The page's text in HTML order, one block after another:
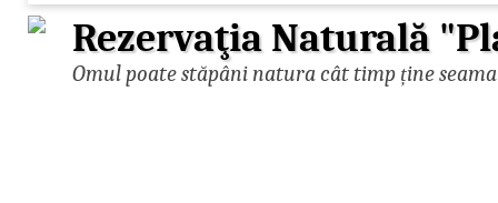
Rezervaţia Naturală
Omul poate stăpâni natura cât timp ține